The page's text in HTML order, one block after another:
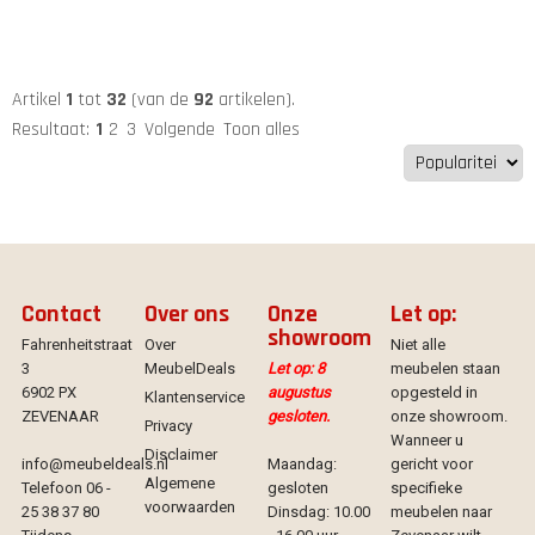
Artikel 1 tot 32 (van de 92 artikelen).
Resultaat: 1 2 3 Volgende Toon alles
Contact
Fahrenheitstraat
3
6902 PX
ZEVENAAR
info@meubeldeals.nl
Telefoon 06 -
25 38 37 80
Over ons
Over
MeubelDeals
Klantenservice
Privacy
Disclaimer
Algemene
voorwaarden
Onze
showroom
Let op: 8
augustus
gesloten.
Maandag:
gesloten
Dinsdag: 10.00
Let op:
Niet alle
meubelen staan
opgesteld in
onze showroom.
Wanneer u
gericht voor
specifieke
meubelen naar